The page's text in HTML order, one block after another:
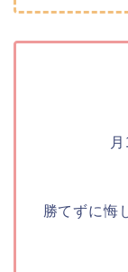
勝てずに悔